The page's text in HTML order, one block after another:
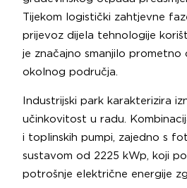
Tijekom logistički zahtjevne
prijevoz dijela tehnologije
je značajno smanjilo prometno
okolnog područja.
Industrijski park karakterizira
učinkovitost u radu.
i toplinskih pumpi, zajedno s
sustavom od 2225 kWp, koji
potrošnje električne energije